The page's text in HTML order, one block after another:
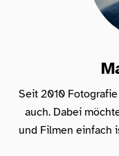
Seit 2010
auch. Dabei
und Filmen einfach